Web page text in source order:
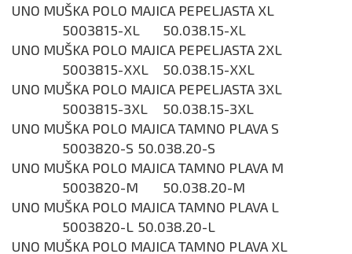
UNO MUŠKA POLO MAJICA PEPELJASTA XL
5003815-XL
50.038.15-XL
UNO MUŠKA POLO MAJICA PEPELJASTA 2XL
5003815-XXL
50.038.15-XXL
UNO MUŠKA POLO MAJICA PEPELJASTA 3XL
5003815-3XL
50.038.15-3XL
UNO MUŠKA POLO MAJICA TAMNO PLAVA S
5003820-S 50.038.20-S
UNO MUŠKA POLO MAJICA TAMNO PLAVA M
5003820-M
50.038.20-M
UNO MUŠKA POLO MAJICA TAMNO PLAVA L
5003820-L 50.038.20-L
UNO MUŠKA POLO MAJICA TAMNO PLAVA XL